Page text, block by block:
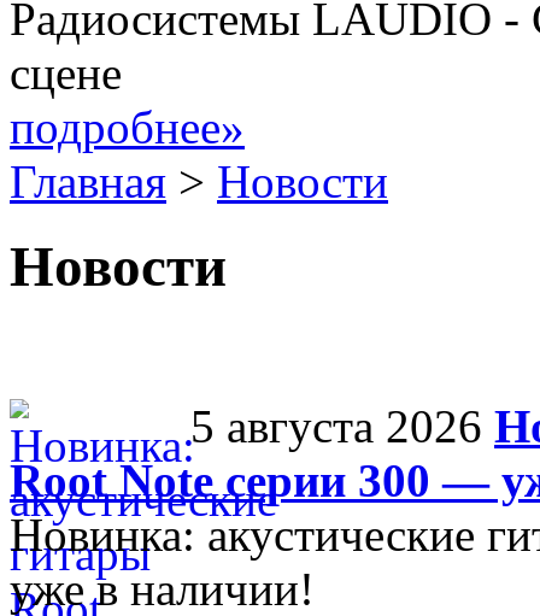
Радиосистемы LAUDIO -
сцене
подробнее»
Главная > Новости
Новости
5 августа 2026
Root Note серии 300 —
Новинка: акустические
уже в наличии!